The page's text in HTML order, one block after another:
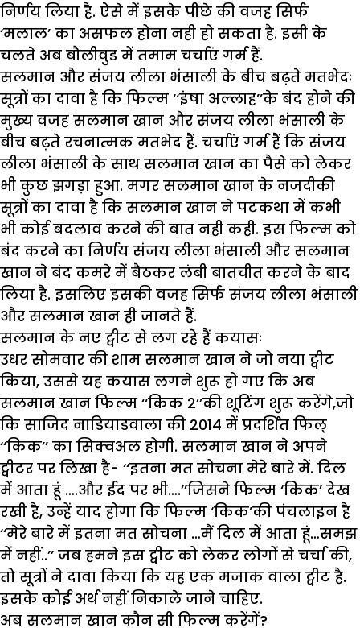
निर्णय लिया है. ऐसे में इसके पीछे की वजह सिर्फ
‘मलाल’ का असफल होना नही हो सकता है. इसी के
चलते अब बौलीवुड में तमाम चर्चाएं गर्म हैं.
सलमान और संजय लीला भंसाली के बीच बढ़ते मतभेदः
सूत्रों का दावा है कि फिल्म ‘‘इंषा अल्लाह’’के बंद होने की
मुख्य वजह सलमान खान और संजय लीला भंसाली के
बीच बढ़ते रचनात्मक मतभेद हैं. चर्चाएं गर्म हैं कि संजय
लीला भंसाली के साथ सलमान खान का पैसे को लेकर
भी कुछ झगड़ा हुआ. मगर सलमान खान के नजदीकी
सूत्रों का दावा है कि सलमान खान ने पटकथा में कभी
भी कोई बदलाव करने की बात नही कही. इस फिल्म को
बंद करने का निर्णय संजय लीला भंसाली और सलमान
खान ने बंद कमरे में बैठकर लंबी बातचीत करने के बाद
लिया है. इसलिए इसकी वजह सिर्फ संजय लीला भंसाली
और सलमान खान ही जानते हैं.
सलमान के नए ट्वीट से लग रहे हैं कयासः
उधर सोमवार की शाम सलमान खान ने जो नया ट्वीट
किया, उससे यह कयास लगने शुरू हो गए कि अब
सलमान खान फिल्म ‘‘किक 2’’की शूटिंग शुरू करेंगे,जो
कि साजिद नाडियाडवाला की 2014 में प्रदर्शित फिल्
‘‘किक’’ का सिक्वअल होगी. सलमान खान ने अपने
ट्वीटर पर लिखा है- ‘‘इतना मत सोचना मेरे बारे में. दिल
में आता हूं ….और ईद पर भी….’’जिसने फिल्म ‘किक’ देख
रखी है, उन्हें याद होगा कि फिल्म ‘किक’की पंचलाइन है
‘‘मेरे बारे में इतना मत सोचना …मैं दिल में आता हूं…समझ
में नहीं..’’ जब हमने इस ट्वीट को लेकर लोगों से चर्चा की,
तो सूत्रों ने दावा किया कि यह एक मजाक वाला ट्वीट है.
इसके कोई अर्थ नहीं निकाले जाने चाहिए.
अब सलमान खान कौन सी फिल्म करेंगें?